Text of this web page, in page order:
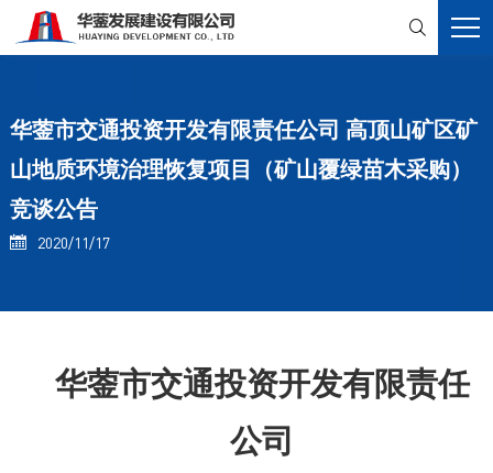

华蓥市交通投资开发有限责任公司 高顶山矿区矿
山地质环境治理恢复项目（矿山覆绿苗木采购）
竞谈公告
 2020/11/17
华蓥市交通投资开发有限责任
公司